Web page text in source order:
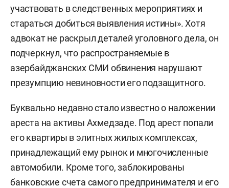
участвовать в следственных мероприятиях и
стараться добиться выявления истины». Хотя
адвокат не раскрыл деталей уголовного дела, он
подчеркнул, что распространяемые в
азербайджанских СМИ обвинения нарушают
презумпцию невиновности его подзащитного.
Буквально недавно стало известно о наложении
ареста на активы Ахмедзаде. Под арест попали
его квартиры в элитных жилых комплексах,
принадлежащий ему рынок и многочисленные
автомобили. Кроме того, заблокированы
банковские счета самого предпринимателя и его